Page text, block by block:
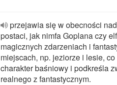
przejawia się w obecności
postaci, jak nimfa Goplana czy
magicznych zdarzeniach i
miejscach, np. jeziorze i lesie,
charakter baśniowy i podkreśla
realnego z fantastycznym.